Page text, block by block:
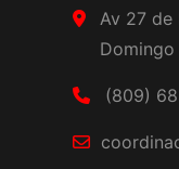
Av 27 de
Domingo
(809)